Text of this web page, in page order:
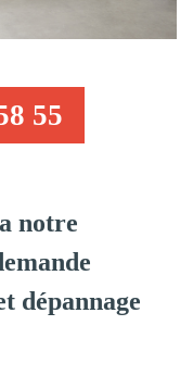
55
notre
dépannage